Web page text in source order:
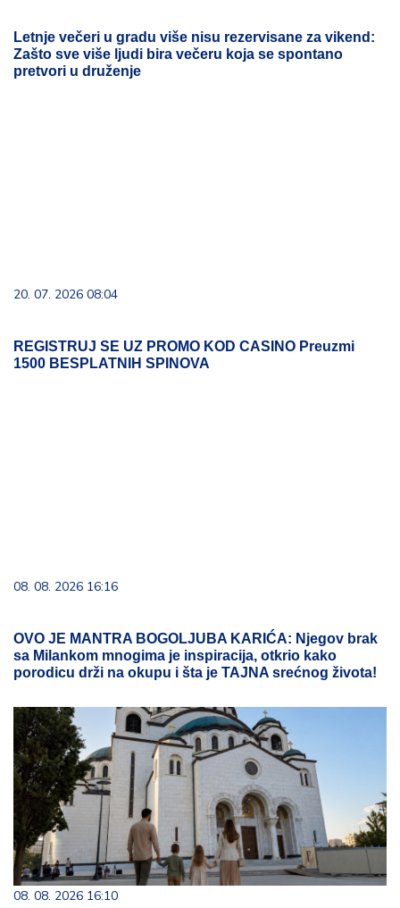
Letnje večeri u gradu više nisu rezervisane za vikend:
Zašto sve više ljudi bira večeru koja se spontano
pretvori u druženje
20. 07. 2026 08:04
REGISTRUJ SE UZ PROMO KOD CASINO Preuzmi
1500 BESPLATNIH SPINOVA
08. 08. 2026 16:16
OVO JE MANTRA BOGOLJUBA KARIĆA: Njegov brak
sa Milankom mnogima je inspiracija, otkrio kako
porodicu drži na okupu i šta je TAJNA srećnog života!
08. 08. 2026 16:10